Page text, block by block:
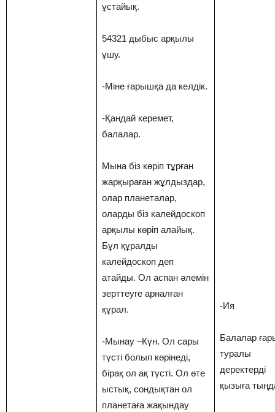
ұстайық.
54321 дыбыс арқылы
ұшу.
-Міне ғарышқа да келдік.
-Қандай керемет,
балалар.
Мына біз көріп тұрған
жарқыраған жұлдыздар,
олар планеталар,
оларды біз калейдоскоп
арқылы көріп алайық.
Бұл құралды
калейдоскоп деп
атайды. Ол аспан әлемін
зерттеуге арналған
құрал.
-Мынау –Күн. Ол сары
түсті болып көрінеді,
бірақ ол ақ түсті. Ол өте
ыстық, сондықтан ол
планетаға жақындау
-Ия
Балалар
туралы
деректерді
қызыға